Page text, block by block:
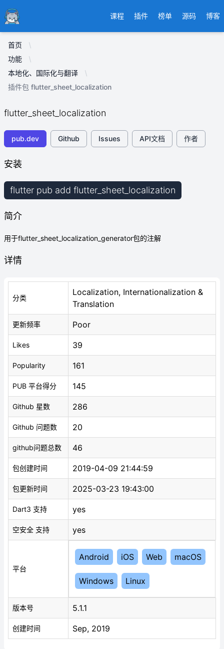
Ducafecat 课程 插件 榜单 源码 博客
首页
功能
本地化、国际化与翻译
插件包 flutter_sheet_localization
flutter_sheet_localization
pub.dev Github Issues API文档 作者
安装
flutter pub add flutter_sheet_localization
简介
用于flutter_sheet_localization_generator包的注解
详情
分类
Localization, Internationalization &
Translation
更新频率 Poor
Likes 39
Popularity 161
PUB 平台得分 145
Github 星数 286
Github 问题数 20
github问题总数 46
包创建时间 2019-04-09 21:44:59
包更新时间 2025-03-23 19:43:00
Dart3 支持 yes
空安全 支持 yes
平台
Android iOS Web macOS
Windows Linux
版本号 5.1.1
创建时间 Sep, 2019